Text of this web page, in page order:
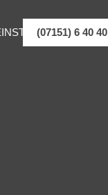
(07151) 6 40 40